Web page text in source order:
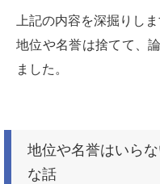
上記の内容を深掘りしま
地位や名誉は捨てて、
ました。
地位や名誉はいら
な話